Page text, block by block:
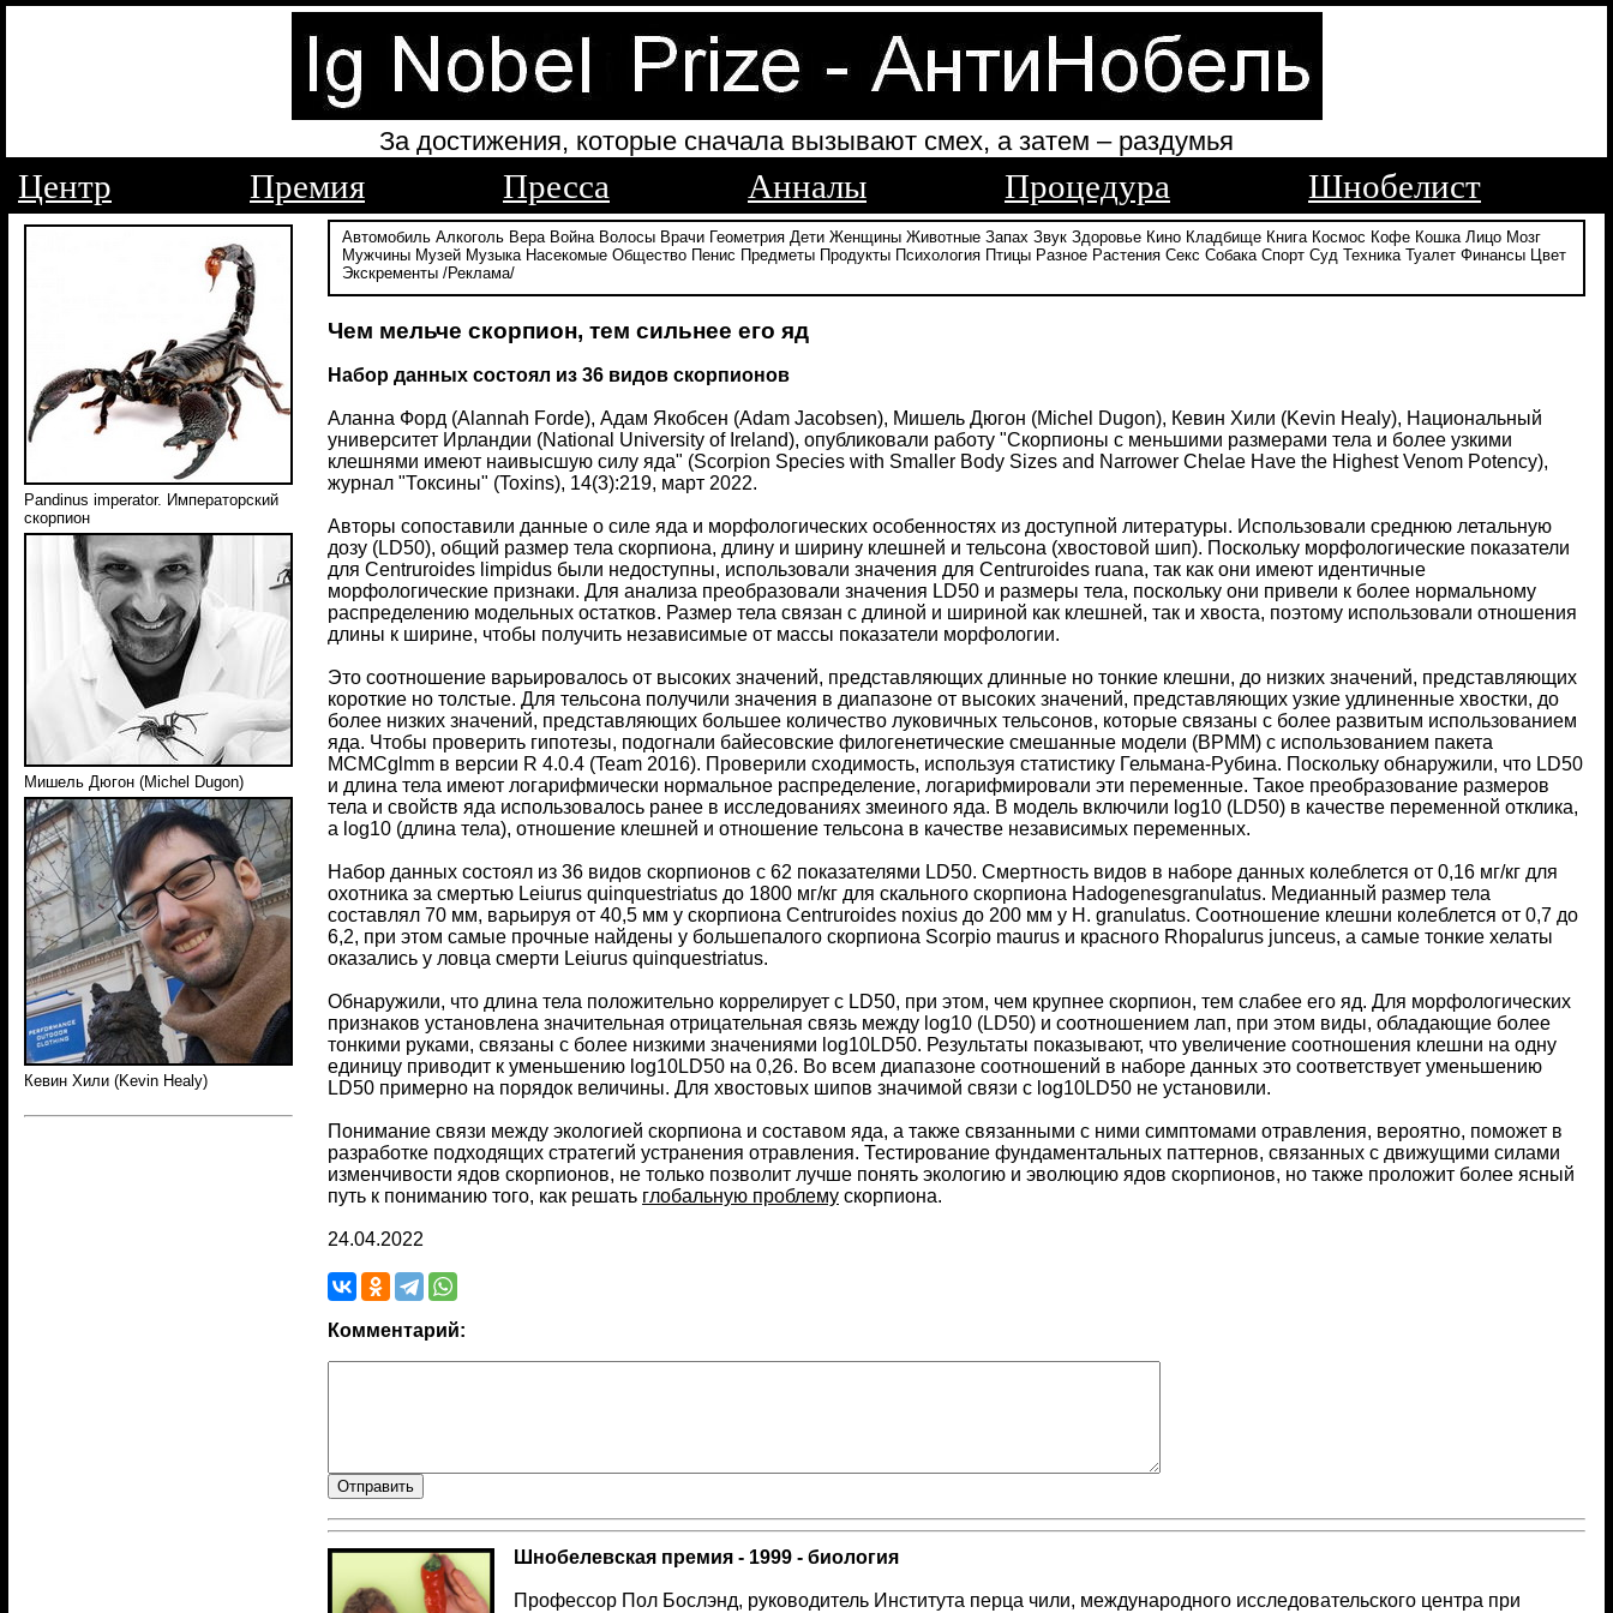
За достижения, которые сначала вызывают смех, а затем – раздумья
Центр Премия Пресса Анналы Процедура Шнобелист
Pandinus imperator. Императорский
скорпион
Мишель Дюгон (Michel Dugon)
Кевин Хили (Kevin Healy)
Автомобиль Алкоголь Вера Война Волосы Врачи Геометрия Дети Женщины Животные Запах Звук Здоровье Кино Кладбище Книга Космос Кофе Кошка Лицо Мозг
Мужчины Музей Музыка Насекомые Общество Пенис Предметы Продукты Психология Птицы Разное Растения Секс Собака Спорт Суд Техника Туалет Финансы
Цвет
Экскременты /Реклама/
Чем мельче скорпион, тем сильнее его яд
Набор данных состоял из 36 видов скорпионов
Аланна Форд (Alannah Forde), Адам Якобсен (Adam Jacobsen), Мишель Дюгон (Michel Dugon), Кевин Хили (Kevin Healy), Национальный
университет Ирландии (National University of Ireland), опубликовали работу "Скорпионы с меньшими размерами тела и более узкими
клешнями имеют наивысшую силу яда" (Scorpion Species with Smaller Body Sizes and Narrower Chelae Have the Highest Venom Potency),
журнал "Токсины" (Toxins), 14(3):219, март 2022.
Авторы сопоставили данные о силе яда и морфологических особенностях из доступной литературы. Использовали среднюю летальную
дозу (LD50), общий размер тела скорпиона, длину и ширину клешней и тельсона (хвостовой шип). Поскольку морфологические показатели
для Centruroides limpidus были недоступны, использовали значения для Centruroides ruana, так как они имеют идентичные
морфологические признаки. Для анализа преобразовали значения LD50 и размеры тела, поскольку они привели к более нормальному
распределению модельных остатков. Размер тела связан с длиной и шириной как клешней, так и хвоста, поэтому использовали отношения
длины к ширине, чтобы получить независимые от массы показатели морфологии.
Это соотношение варьировалось от высоких значений, представляющих длинные но тонкие клешни, до низких значений, представляющих
короткие но толстые. Для тельсона получили значения в диапазоне от высоких значений, представляющих узкие удлиненные хвостки, до
более низких значений, представляющих большее количество луковичных тельсонов, которые связаны с более развитым использованием
яда. Чтобы проверить гипотезы, подогнали байесовские филогенетические смешанные модели (BPMM) с использованием пакета
MCMCglmm в версии R 4.0.4 (Team 2016). Проверили сходимость, используя статистику Гельмана-Рубина. Поскольку обнаружили, что LD50
и длина тела имеют логарифмически нормальное распределение, логарифмировали эти переменные. Такое преобразование размеров
тела и свойств яда использовалось ранее в исследованиях змеиного яда. В модель включили log10 (LD50) в качестве переменной отклика,
а log10 (длина тела), отношение клешней и отношение тельсона в качестве независимых переменных.
Набор данных состоял из 36 видов скорпионов с 62 показателями LD50. Смертность видов в наборе данных колеблется от 0,16 мг/кг для
охотника за смертью Leiurus quinquestriatus до 1800 мг/кг для скального скорпиона Hadogenesgranulatus. Медианный размер тела
составлял 70 мм, варьируя от 40,5 мм у скорпиона Centruroides noxius до 200 мм у H. granulatus. Соотношение клешни колеблется от 0,7 до
6,2, при этом самые прочные найдены у большепалого скорпиона Scorpio maurus и красного Rhopalurus junceus, а самые тонкие хелаты
оказались у ловца смерти Leiurus quinquestriatus.
Обнаружили, что длина тела положительно коррелирует с LD50, при этом, чем крупнее скорпион, тем слабее его яд. Для морфологических
признаков установлена значительная отрицательная связь между log10 (LD50) и соотношением лап, при этом виды, обладающие более
тонкими руками, связаны с более низкими значениями log10LD50. Результаты показывают, что увеличение соотношения клешни на одну
единицу приводит к уменьшению log10LD50 на 0,26. Во всем диапазоне соотношений в наборе данных это соответствует уменьшению
LD50 примерно на порядок величины. Для хвостовых шипов значимой связи с log10LD50 не установили.
Понимание связи между экологией скорпиона и составом яда, а также связанными с ними симптомами отравления, вероятно, поможет в
разработке подходящих стратегий устранения отравления. Тестирование фундаментальных паттернов, связанных с движущими силами
изменчивости ядов скорпионов, не только позволит лучше понять экологию и эволюцию ядов скорпионов, но также проложит более ясный
путь к пониманию того, как решать глобальную проблему скорпиона.
24.04.2022
Комментарий:
Шнобелевская премия - 1999 - биология
Профессор Пол Бослэнд, руководитель Института перца чили, международного исследовательского центра при